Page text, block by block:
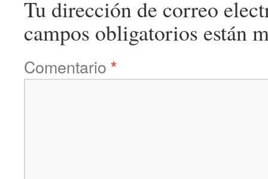
Tu dirección de correo
campos obligatorios están
Comentario *